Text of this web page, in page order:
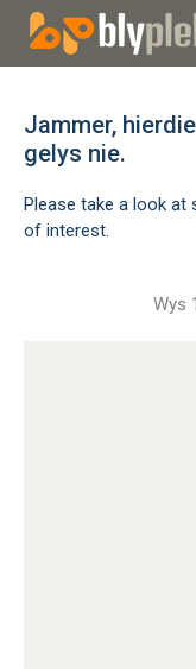
Jammer,
gelys nie.
Please take a look at
of interest.
Wys